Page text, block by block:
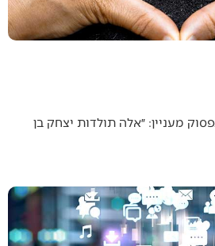
מעניין: ״אלה תולדות יצחק בן